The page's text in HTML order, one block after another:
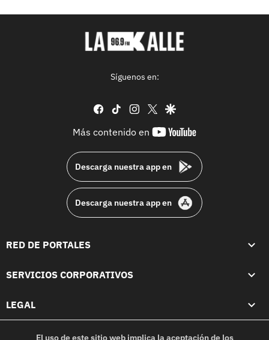
Síguenos en:
facebook
tiktok instagram
twittergoogle
Más contenido en
youtube-
Descarga nuestra app en
Descarga nuestra app en
RED DE PORTALES
SERVICIOS CORPORATIVOS
LEGAL
El uso de este sitio web implica la aceptación de los